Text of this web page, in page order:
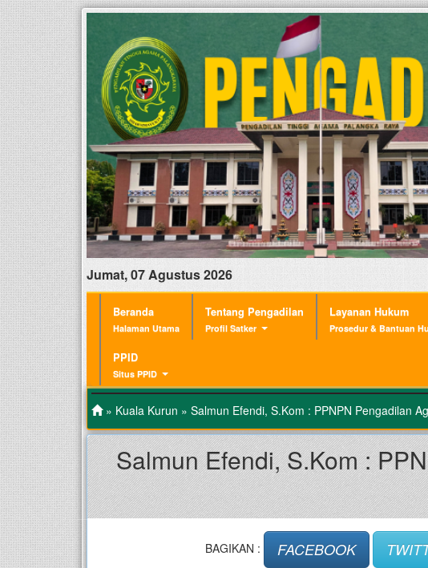
Jumat, 07 Agustus 2026
Beranda
Halaman Utama
Tentang Pengadilan
Profil Satker
Layanan Hukum
Prosedur & Bantuan
PPID
Situs PPID
» Kuala Kurun » Salmun Efendi, S.Kom : PPNPN Pengadilan
Salmun Efendi, S.Kom :
BAGIKAN : FACEBOOK